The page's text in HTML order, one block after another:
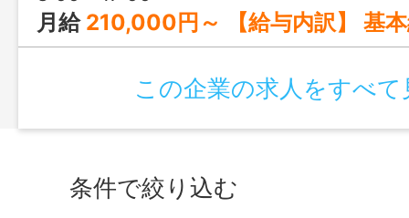
月給 210,000円～ 【給与内訳】 基本給：180,000円
この企業の求人をすべて
条件で絞り込む